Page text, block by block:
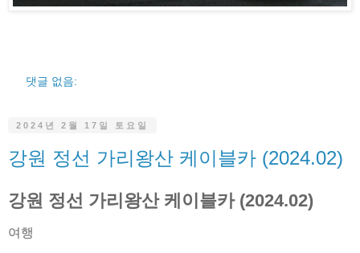
댓글 없음:
2024년 2월 17일 토요일
강원 정선 가리왕산 케이블카 (2024.02)
강원 정선 가리왕산 케이블카 (2024.02)
여행